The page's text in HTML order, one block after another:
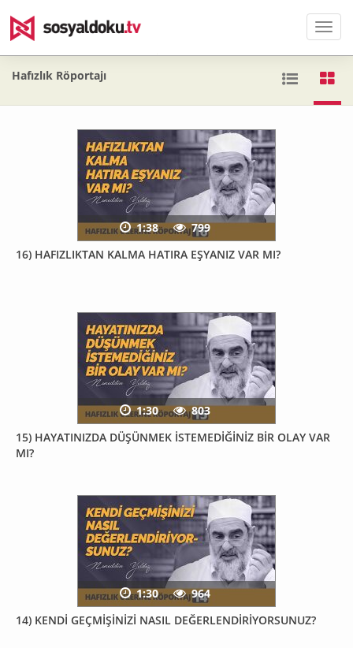
Menü
Hafızlık Röportajı
16) HAFIZLIKTAN KALMA HATIRA EŞYANIZ VAR MI?
1:38 799
15) HAYATINIZDA DÜŞÜNMEK İSTEMEDİĞİNİZ BİR OLAY VAR
MI?
1:30 803
14) KENDİ GEÇMİŞİNİZİ NASIL DEĞERLENDİRİYORSUNUZ?
1:30 964